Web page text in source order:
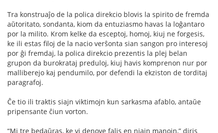
Tra konstruaĵo de la polica direkcio blovis la spirito de fremda
aŭtoritato, sondanta, kiom da entuziasmo havas la loĝantaro
por la milito. Krom kelke da esceptoj, homoj, kiuj ne forgesis,
ke ili estas ﬁloj de la nacio verŝonta sian sangon pro interesoj
por ĝi fremdaj, la polica direkcio prezentis la plej belan
grupon da burokrataj preduloj, kiuj havis komprenon nur por
malliberejo kaj pendumilo, por defendi la ekziston de torditaj
paragrafoj.
Ĉe tio ili traktis siajn viktimojn kun sarkasma afablo, antaŭe
pripensante ĉiun vorton.
“Mi tre bedaŭras, ke vi denove falis en niajn manojn,” diris